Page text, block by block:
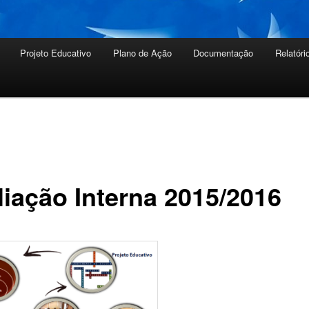
Projeto Educativo Plano de Ação Documentação
Interna 2015/2016